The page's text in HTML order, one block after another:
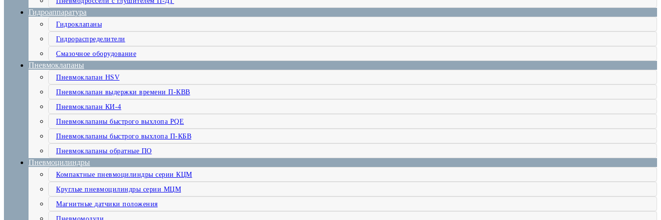
Гидроаппаратура
Гидроклапаны
Гидрораспределители
Смазочное оборудование
Пневмоклапаны
Пневмоклапан HSV
Пневмоклапан выдержки времени П-КВВ
Пневмоклапан КИ-4
Пневмоклапаны быстрого выхлопа PQE
Пневмоклапаны быстрого выхлопа П-КБВ
Пневмоклапаны обратные ПО
Пневмоцилиндры
Компактные пневмоцилиндры серии КЦМ
Круглые пневмоцилиндры серии МЦМ
Магнитные датчики положения